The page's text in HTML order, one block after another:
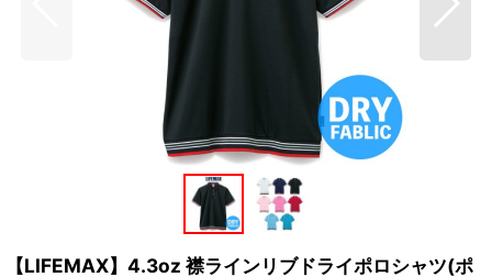
【LIFEMAX】4.3oz 襟ラインリブドライポロシャツ(ポ